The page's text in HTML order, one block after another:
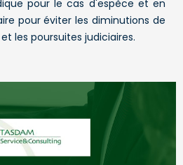
pour le cas d'espèce et en
pour éviter les diminutions de
les poursuites judiciaires.